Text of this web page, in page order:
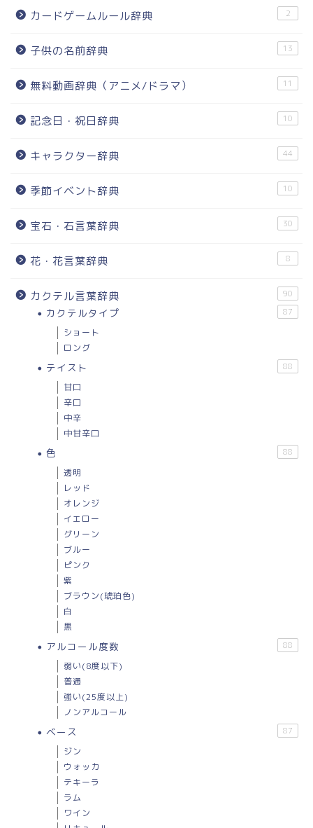
カードゲームルール辞典 2
子供の名前辞典 13
無料動画辞典（アニメ/ドラマ） 11
記念日・祝日辞典 10
キャラクター辞典 44
季節イベント辞典 10
宝石・石言葉辞典 30
花・花言葉辞典 8
カクテル言葉辞典 90
カクテルタイプ 87
ショート
ロング
テイスト 88
甘口
辛口
中辛
中甘辛口
色 88
透明
レッド
オレンジ
イエロー
グリーン
ブルー
ピンク
紫
ブラウン(琥珀色)
白
黒
アルコール度数 88
弱い(8度以下)
普通
強い(25度以上)
ノンアルコール
ベース 87
ジン
ウォッカ
テキーラ
ラム
ワイン